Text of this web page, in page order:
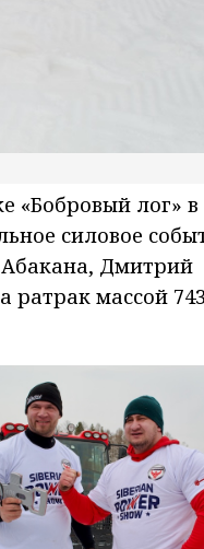
лог» в
силовое
Абакана, Дмитрий
ратрак массой